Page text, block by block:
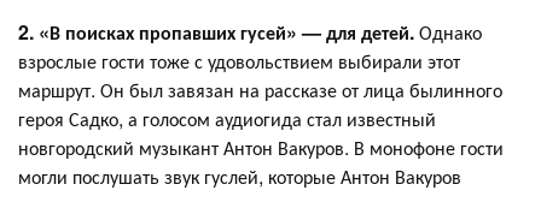
2. «В поисках пропавших гусей» — для детей.Однако
взрослые гости тоже с удовольствием выбирали этот
маршрут. Он был завязан на рассказе от лица былинного
героя Садко, а голосом аудиогида стал известный
новгородский музыкант Антон Вакуров. В монофоне гости
могли послушать звук гуслей, которые Антон Вакуров